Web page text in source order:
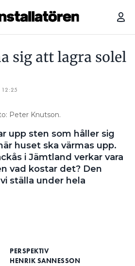
sig att lagra solel
Peter Knutson.
upp sten som håller sig
huset ska värmas upp.
i Jämtland verkar vara
vad kostar det? Den
ställa under hela
PERSPEKTIV
HENRIK SANNESSON
SOLEL I STEN? ”DET JAG